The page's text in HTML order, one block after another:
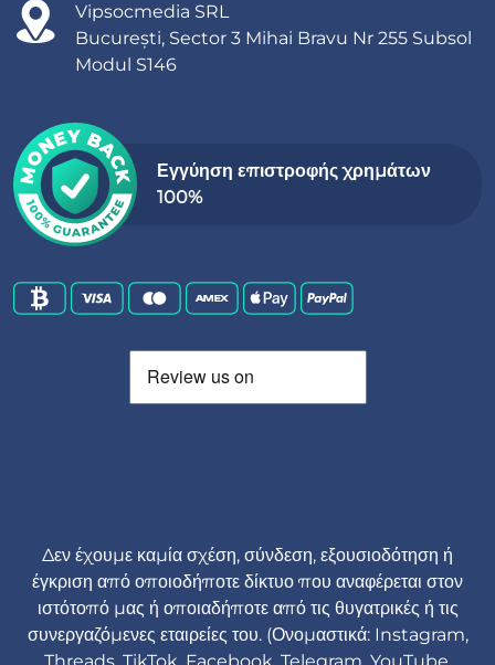
Vipsocmedia SRL
București, Sector 3 Mihai Bravu Nr 255 Subsol
Modul S146
Εγγύηση επιστροφής χρημάτων
100%
Δεν έχουμε καμία σχέση, σύνδεση, εξουσιοδότηση ή
έγκριση από οποιοδήποτε δίκτυο που αναφέρεται στον
ιστότοπό μας ή οποιαδήποτε από τις θυγατρικές ή τις
συνεργαζόμενες εταιρείες του. (Ονομαστικά: Instagram,